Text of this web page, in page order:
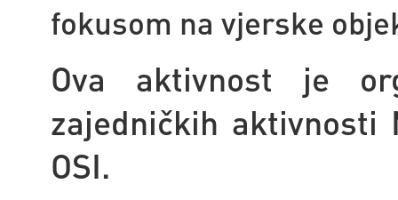
fokusom na vjerske
Ova aktivnost je
zajedničkih aktivnosti
OSI.